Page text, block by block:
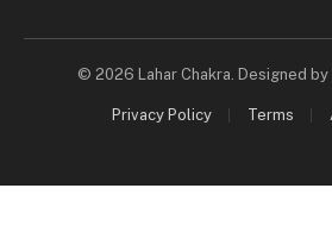
© 2026 Lahar Chakra. Designed by
Privacy Policy Terms